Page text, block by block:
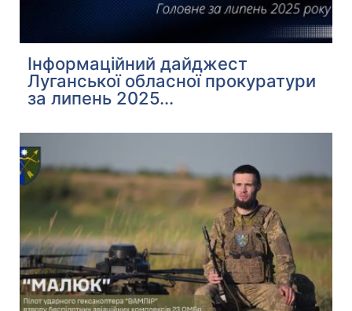
Інформаційний дайджест
Луганської обласної прокуратури
за липень 2025...